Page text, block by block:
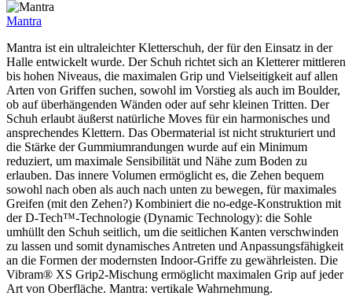
Mantra
Mantra ist ein ultraleichter Kletterschuh, der für den Einsatz in der
Halle entwickelt wurde. Der Schuh richtet sich an Kletterer mittleren
bis hohen Niveaus, die maximalen Grip und Vielseitigkeit auf allen
Arten von Griffen suchen, sowohl im Vorstieg als auch im Boulder,
ob auf überhängenden Wänden oder auf sehr kleinen Tritten. Der
Schuh erlaubt äußerst natürliche Moves für ein harmonisches und
ansprechendes Klettern. Das Obermaterial ist nicht strukturiert und
die Stärke der Gummiumrandungen wurde auf ein Minimum
reduziert, um maximale Sensibilität und Nähe zum Boden zu
erlauben. Das innere Volumen ermöglicht es, die Zehen bequem
sowohl nach oben als auch nach unten zu bewegen, für maximales
Greifen (mit den Zehen?) Kombiniert die no-edge-Konstruktion mit
der D-Tech™-Technologie (Dynamic Technology): die Sohle
umhüllt den Schuh seitlich, um die seitlichen Kanten verschwinden
zu lassen und somit dynamisches Antreten und Anpassungsfähigkeit
an die Formen der modernsten Indoor-Griffe zu gewährleisten. Die
Vibram® XS Grip2-Mischung ermöglicht maximalen Grip auf jeder
Art von Oberfläche. Mantra: vertikale Wahrnehmung.